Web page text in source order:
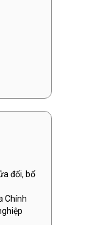
đổi, bổ
Chính